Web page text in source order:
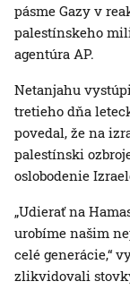
pásme Gazy v
palestínskeho
agentúra AP.
Netanjahu
tretieho dňa
povedal, že na
palestínski
oslobodenie
„Udierať na
urobíme našim
celé generácie,“
zlikvidovali